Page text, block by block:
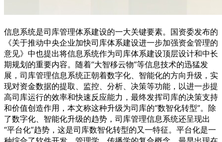
信息系统是司库管理体系建设的一大关键要素。国资委发布的
《关于推动中央企业加快司库体系建设进一步加强资金管理的
意见》中也提出将信息系统作为司库体系建设顶层设计和中长
期规划的重要内容。随着“大智移云物”等信息技术的迅猛发
展，司库管理信息系统正朝着数字化、智能化的方向升级，实
现对资金数据的提取、监控、分析、决策等功能，以进一步提
高司库运行的效率和快速反应能力，最终发挥司库的决策支持
和价值创造作用，本文称这种升级为司库的“数智化转型”。除
了数字化、智能化升级的趋势，司库管理信息系统还呈现出
“平台化”趋势，这是司库数智化转型的又一特征。平台化是一